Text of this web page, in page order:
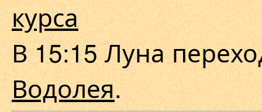
курса
В 15:15 Луна
Водолея.